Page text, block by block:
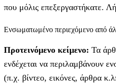
που μόλις επεξεργαστήκατε.
Ενσωματωμένο περιεχόμενο από
Προτεινόμενο κείμενο: Τα
ενδέχεται να περιλαμβάνουν
(π.χ. βίντεο, εικόνες, άρθρα